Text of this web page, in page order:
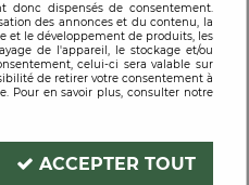
donc dispensés de consentement.
des annonces et du contenu, la
et le développement de produits, les
de l'appareil, le stockage et/ou
celui-ci sera valable sur
de retirer votre consentement à
Pour en savoir plus, consulter notre
ACCEPTER TOUT